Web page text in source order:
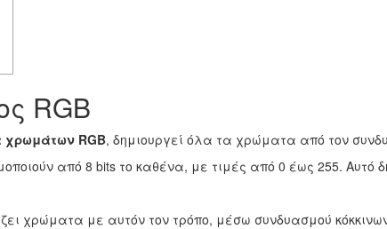
RGB
χρωμάτων RGB, δημιουργεί όλα τα χρώματα από τον
από 8 bits το καθένα, με τιμές από 0 έως 255. Αυτό
χρώματα με αυτόν τον τρόπο, μέσω συνδυασμού